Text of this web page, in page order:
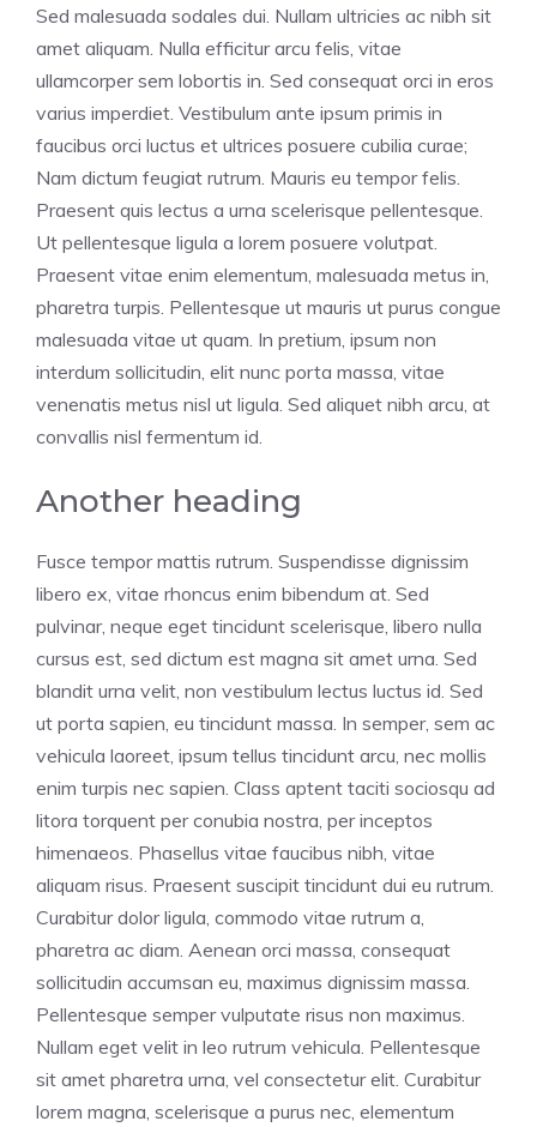
Sed malesuada sodales dui. Nullam ultricies ac nibh sit
amet aliquam. Nulla efficitur arcu felis, vitae
ullamcorper sem lobortis in. Sed consequat orci in eros
varius imperdiet. Vestibulum ante ipsum primis in
faucibus orci luctus et ultrices posuere cubilia curae;
Nam dictum feugiat rutrum. Mauris eu tempor felis.
Praesent quis lectus a urna scelerisque pellentesque.
Ut pellentesque ligula a lorem posuere volutpat.
Praesent vitae enim elementum, malesuada metus in,
pharetra turpis. Pellentesque ut mauris ut purus congue
malesuada vitae ut quam. In pretium, ipsum non
interdum sollicitudin, elit nunc porta massa, vitae
venenatis metus nisl ut ligula. Sed aliquet nibh arcu, at
convallis nisl fermentum id.
Another heading
Fusce tempor mattis rutrum. Suspendisse dignissim
libero ex, vitae rhoncus enim bibendum at. Sed
pulvinar, neque eget tincidunt scelerisque, libero nulla
cursus est, sed dictum est magna sit amet urna. Sed
blandit urna velit, non vestibulum lectus luctus id. Sed
ut porta sapien, eu tincidunt massa. In semper, sem ac
vehicula laoreet, ipsum tellus tincidunt arcu, nec mollis
enim turpis nec sapien. Class aptent taciti sociosqu ad
litora torquent per conubia nostra, per inceptos
himenaeos. Phasellus vitae faucibus nibh, vitae
aliquam risus. Praesent suscipit tincidunt dui eu rutrum.
Curabitur dolor ligula, commodo vitae rutrum a,
pharetra ac diam. Aenean orci massa, consequat
sollicitudin accumsan eu, maximus dignissim massa.
Pellentesque semper vulputate risus non maximus.
Nullam eget velit in leo rutrum vehicula. Pellentesque
sit amet pharetra urna, vel consectetur elit. Curabitur
lorem magna, scelerisque a purus nec, elementum